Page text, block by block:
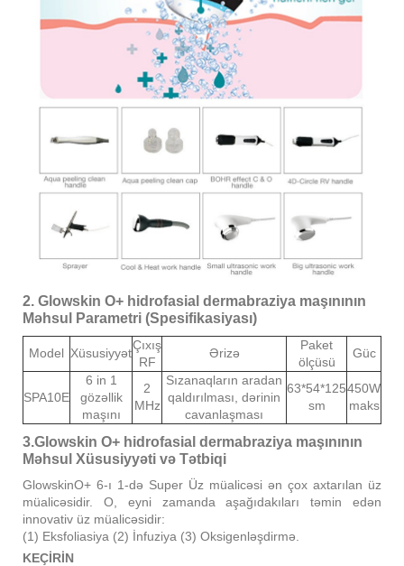
2. Glowskin O+ hidrofasial dermabraziya maşınının
Məhsul Parametri (Spesifikasiyası)
Model Xüsusiyyət
Çıxış
RF
Ərizə
Paket
ölçüsü
Güc
SPA10E
6 in 1
gözəllik
maşını
2
MHz
Sızanaqların aradan
qaldırılması, dərinin
cavanlaşması
63*54*125
sm
450W
maks
3.Glowskin O+ hidrofasial dermabraziya maşınının
Məhsul Xüsusiyyəti və Tətbiqi
GlowskinO+ 6-ı 1-də Super Üz müalicəsi ən çox axtarılan üz
müalicəsidir. O, eyni zamanda aşağıdakıları təmin edən
innovativ üz müalicəsidir:
(1) Eksfoliasiya (2) İnfuziya (3) Oksigenləşdirmə.
KEÇİRİN